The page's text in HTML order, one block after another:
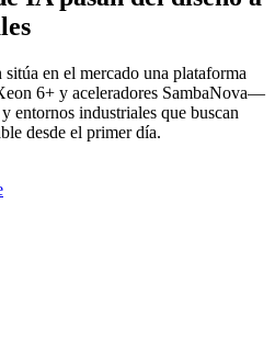
en el mercado una plataforma
6+ y aceleradores SambaNova—
entornos industriales que buscan
desde el primer día.